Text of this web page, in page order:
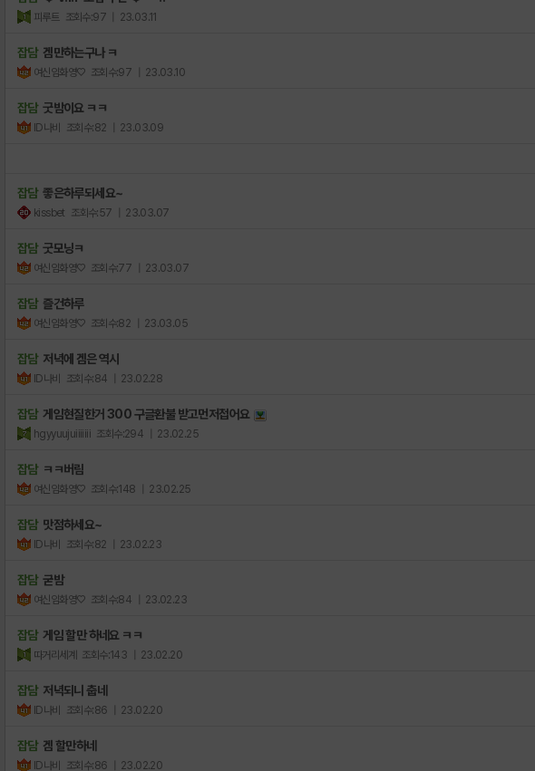
피루트 조회수:97 | 23.03.11
잡담 겜만하는구나 ㅋ
여신임화영♡ 조회수:97 | 23.03.10
잡담 굿밤이요 ㅋㅋ
ID나비 조회수:82 | 23.03.09
잡담 좋은하루되세요~
kissbet 조회수:57 | 23.03.07
잡담 굿모닝ㅋ
여신임화영♡ 조회수:77 | 23.03.07
잡담 즐건하루
여신임화영♡ 조회수:82 | 23.03.05
잡담 저녁에 겜은 역시
ID나비 조회수:84 | 23.02.28
잡담 게임현질한거 300 구글환불 받고먼저접어요
hgyyuujuiiiiiii 조회수:294 | 23.02.25
잡담 ㅋㅋ버림
여신임화영♡ 조회수:148 | 23.02.25
잡담 맛점하세요~
ID나비 조회수:82 | 23.02.23
잡담 굳밤
여신임화영♡ 조회수:84 | 23.02.23
잡담 게임 할만 하네요 ㅋㅋ
따거리세계 조회수:143 | 23.02.20
잡담 저녁되니 춥네
ID나비 조회수:86 | 23.02.20
잡담 겜 할만하네
ID나비 조회수:86 | 23.02.20